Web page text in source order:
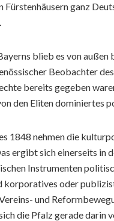
ganz
blieb es von außen
Beobachter
bereits gegeben
den Eliten dominiertes
1848 nehmen die
ergibt sich einerseits in
Instrumenten
korporatives oder
und
die Pfalz gerade darin